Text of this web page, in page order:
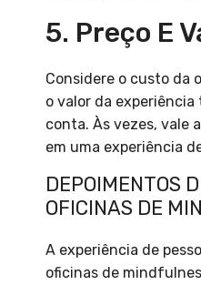
5. Preço E
Considere o custo da
o valor da experiência
conta. Às vezes, vale
em uma experiência
DEPOIMENTOS
OFICINAS DE
A experiência de
oficinas de